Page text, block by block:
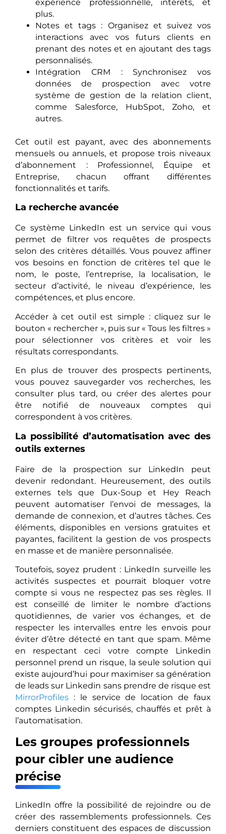
expérience professionnelle, intérêts, et
plus.
Notes et tags : Organisez et suivez vos
interactions avec vos futurs clients en
prenant des notes et en ajoutant des tags
personnalisés.
Intégration CRM : Synchronisez vos
données de prospection avec votre
système de gestion de la relation client,
comme Salesforce, HubSpot, Zoho, et
autres.
Cet outil est payant, avec des abonnements
mensuels ou annuels, et propose trois niveaux
d’abonnement : Professionnel, Équipe et
Entreprise, chacun offrant différentes
fonctionnalités et tarifs.
La recherche avancée
Ce système LinkedIn est un service qui vous
permet de filtrer vos requêtes de prospects
selon des critères détaillés. Vous pouvez affiner
vos besoins en fonction de critères tel que le
nom, le poste, l’entreprise, la localisation, le
secteur d’activité, le niveau d’expérience, les
compétences, et plus encore.
Accéder à cet outil est simple : cliquez sur le
bouton « rechercher », puis sur « Tous les filtres »
pour sélectionner vos critères et voir les
résultats correspondants.
En plus de trouver des prospects pertinents,
vous pouvez sauvegarder vos recherches, les
consulter plus tard, ou créer des alertes pour
être notifié de nouveaux comptes qui
correspondent à vos critères.
La possibilité d’automatisation avec des
outils externes
Faire de la prospection sur LinkedIn peut
devenir redondant. Heureusement, des outils
externes tels que Dux-Soup et Hey Reach
peuvent automatiser l’envoi de messages, la
demande de connexion, et d’autres tâches. Ces
éléments, disponibles en versions gratuites et
payantes, facilitent la gestion de vos prospects
en masse et de manière personnalisée.
Toutefois, soyez prudent : LinkedIn surveille les
activités suspectes et pourrait bloquer votre
compte si vous ne respectez pas ses règles. Il
est conseillé de limiter le nombre d’actions
quotidiennes, de varier vos échanges, et de
respecter les intervalles entre les envois pour
éviter d’être détecté en tant que spam. Même
en respectant ceci votre compte Linkedin
personnel prend un risque, la seule solution qui
existe aujourd’hui pour maximiser sa génération
de leads sur Linkedin sans prendre de risque est
MirrorProfiles : le service de location de faux
comptes Linkedin sécurisés, chauffés et prêt à
l’automatisation.
Les groupes professionnels
pour cibler une audience
précise
LinkedIn offre la possibilité de rejoindre ou de
créer des rassemblements professionnels. Ces
derniers constituent des espaces de discussion